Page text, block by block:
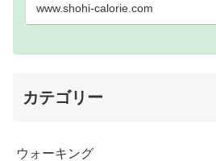
600歩700歩800
www.shohi-calorie.com
カテゴリー
ウォーキング